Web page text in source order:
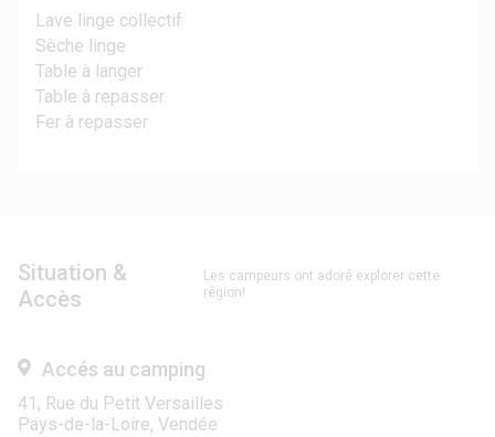
Lave linge collectif
Sèche linge
Table à langer
Table à repasser
Fer à repasser
Situation &
Accès
Les campeurs ont adoré explorer cette
région!
Accés au camping
41, Rue du Petit Versailles
Pays-de-la-Loire, Vendée